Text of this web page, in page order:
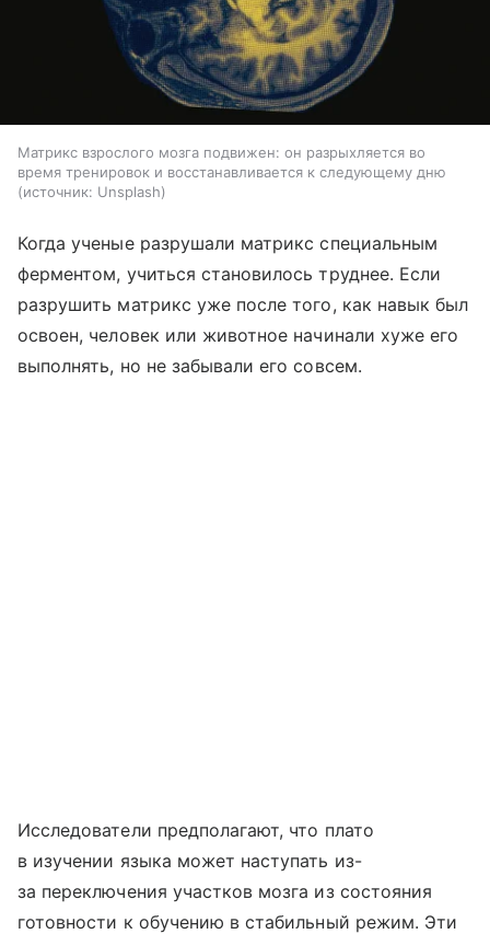
Матрикс взрослого мозга подвижен: он разрыхляется во
время тренировок и восстанавливается к следующему дню
источник: Unsplash
Когда ученые разрушали матрикс специальным
ферментом, учиться становилось труднее. Если
разрушить матрикс уже после того, как навык был
освоен, человек или животное начинали хуже его
выполнять, но не забывали его совсем.
Исследователи предполагают, что плато
в изучении языка может наступать из-
за переключения участков мозга из состояния
готовности к обучению в стабильный режим. Эти